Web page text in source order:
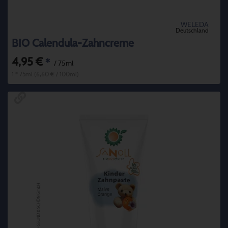
WELEDA
Deutschland
BIO Calendula-Zahncreme
4,95 € * / 75ml